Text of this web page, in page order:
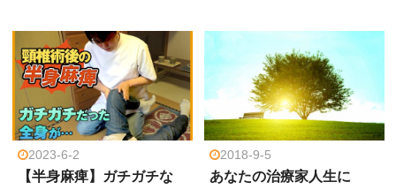
2023-6-2
【半身麻痺】ガチガチな
2018-9-5
あなたの治療家人生に